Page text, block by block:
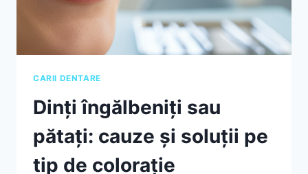
CARII DENTARE
Dinți îngălbeniți sau
pătați: cauze și soluții pe
tip de colorație